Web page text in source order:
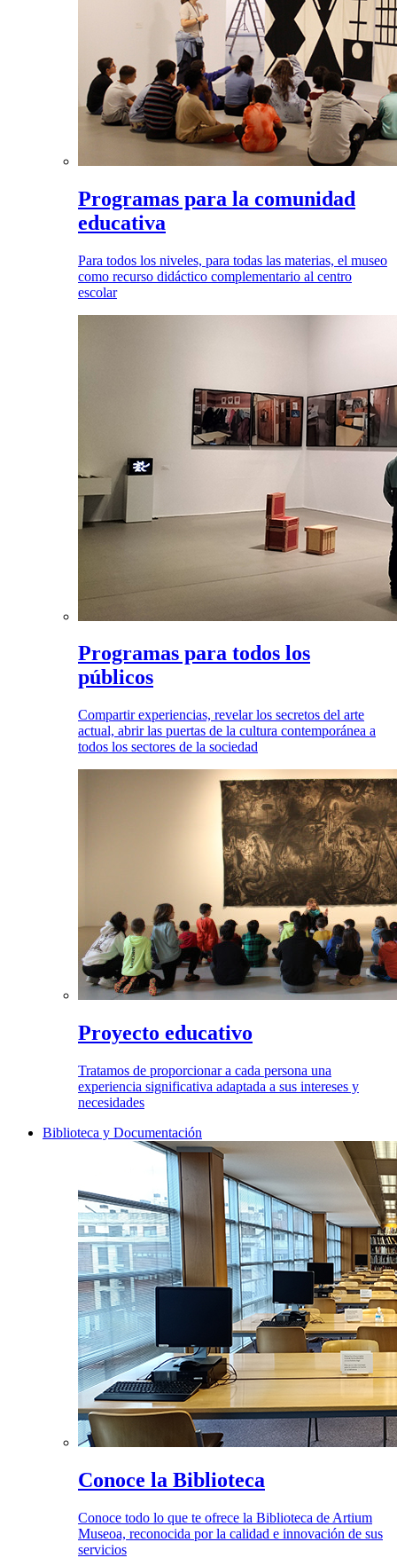
Programas para la comunidad
educativa
Para todos los niveles, para todas las materias, el museo
como recurso didáctico complementario al centro
escolar
Programas para todos los
públicos
Compartir experiencias, revelar los secretos del arte
actual, abrir las puertas de la cultura contemporánea a
todos los sectores de la sociedad
Proyecto educativo
Tratamos de proporcionar a cada persona una
experiencia significativa adaptada a sus intereses y
necesidades
Biblioteca y Documentación
Conoce la Biblioteca
Conoce todo lo que te ofrece la Biblioteca de Artium
Museoa, reconocida por la calidad e innovación de sus
servicios